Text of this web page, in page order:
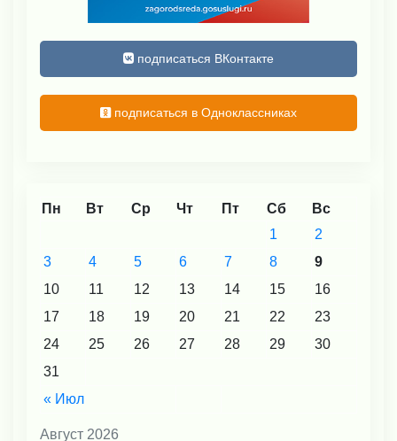
подписаться ВКонтакте
подписаться в Одноклассниках
Август 2026
Пн Вт Ср Чт Пт Сб Вс
« Июл
1
2
3
4 5 6 7 8
9
10
11 12 13 14 15
16
17
18 19 20 21 22
23
24
25 26 27 28 29
30
31